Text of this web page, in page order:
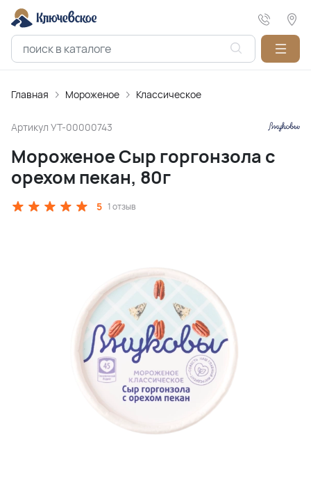
Главная Мороженое Классическое
Артикул УТ-00000743
Мороженое Сыр горгонзола с
орехом пекан, 80г
5 1 отзыв